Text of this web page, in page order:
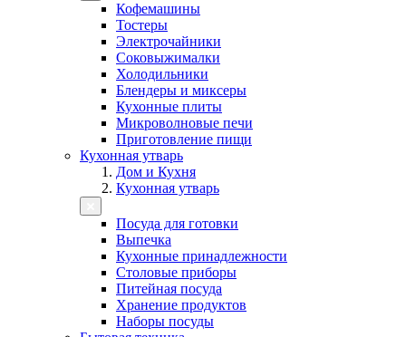
Кофемашины
Тостеры
Электрочайники
Соковыжималки
Холодильники
Блендеры и миксеры
Кухонные плиты
Микроволновые печи
Приготовление пищи
Кухонная утварь
Дом и Кухня
Кухонная утварь
Посуда для готовки
Выпечка
Кухонные принадлежности
Столовые приборы
Питейная посуда
Хранение продуктов
Наборы посуды